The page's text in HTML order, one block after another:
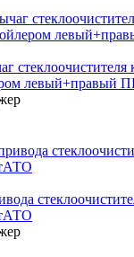
левый+правый